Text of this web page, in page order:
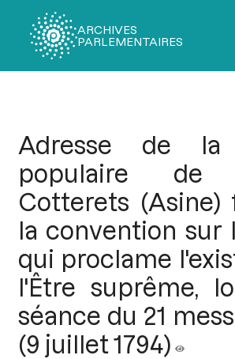
ARCHIVES
PARLEMENTAIRES
Adresse de la
populaire de
Cotterets (Asine)
la convention sur
qui proclame
l'Être suprême,
séance du 21
(9 juillet 1794)